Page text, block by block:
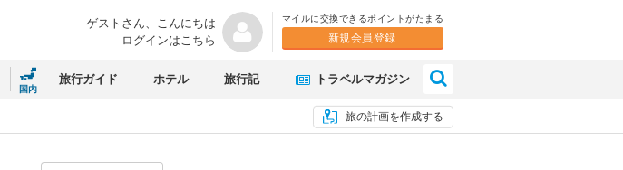
ゲストさん、 こんにちは
ログインはこちら
マイルに交換できるポイントがたまる
新規会員登録
国内
旅行ガイド ホテル 旅行記 トラベルマガジン
旅の計画を作成する